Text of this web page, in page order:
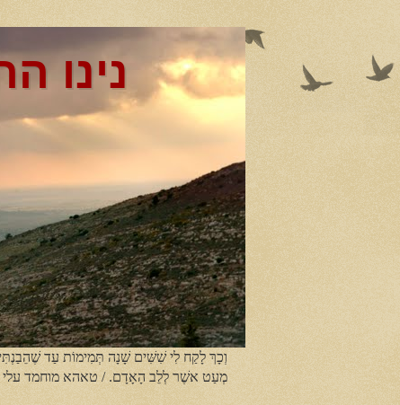
נינו
וְכָךְ לָקַח לִי שִׁשִּׁים שָׁנָה תְּמִימוֹת עַד
מְעַט אשֶׁר לְלֵב הָאָדָם. / טאהא מוחמד עלי